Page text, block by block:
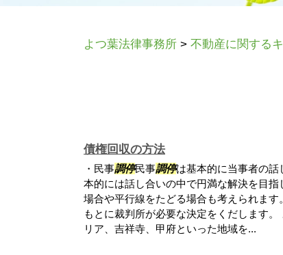
よつ葉法律事務所 > 不動産に関する
債権回収の方法
・民事調停民事調停は基本的に当事者の
本的には話し合いの中で円満な解決を目
場合や平行線をたどる場合も考えられます
もとに裁判所が必要な決定をくだします
リア、吉祥寺、甲府といった地域を...